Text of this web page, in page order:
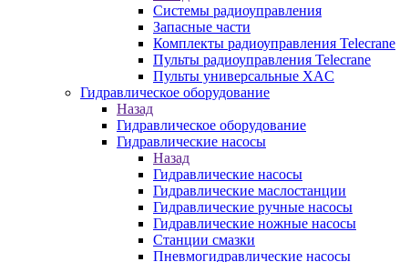
Системы радиоуправления
Запасные части
Комплекты радиоуправления Telecrane
Пульты радиоуправления Telecrane
Пульты универсальные XAC
Гидравлическое оборудование
Назад
Гидравлическое оборудование
Гидравлические насосы
Назад
Гидравлические насосы
Гидравлические маслостанции
Гидравлические ручные насосы
Гидравлические ножные насосы
Станции смазки
Пневмогидравлические насосы